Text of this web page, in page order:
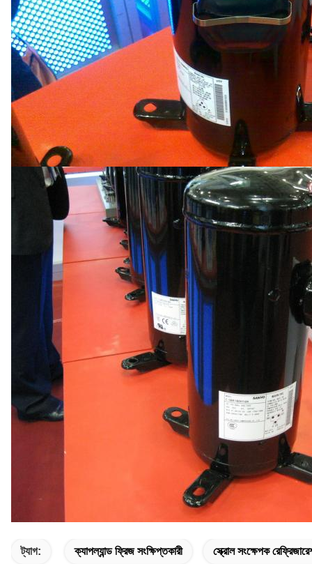
ট্যাগ: ক্যাপল্যান্ড ফ্রিজ সংক্ষিপ্তকারী স্ক্রোল সংক্ষেপক